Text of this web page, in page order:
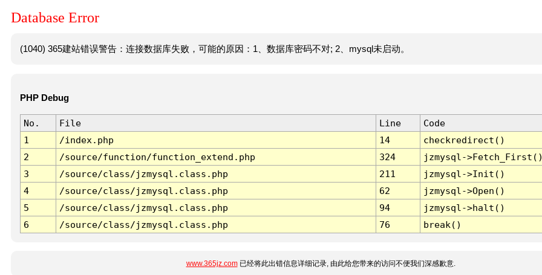
Database Error
(1040) 365建站错误警告：连接数据库失败，可能的原因：1、数据库密码不对; 2、mysql未启动。
PHP Debug
No. File Line
Code
1
/index.php 14
checkredirect()
2
/source/function/function_extend.php 324
jzmysql-
3
/source/class/jzmysql.class.php 211
jzmysql->Init()
4
/source/class/jzmysql.class.php 62
jzmysql->Open()
5
/source/class/jzmysql.class.php 94
jzmysql->halt()
6
/source/class/jzmysql.class.php 76 break()
www.365jz.com已经将此出错信息详细记录, 由此给您带来的访问不便我们深感歉意.